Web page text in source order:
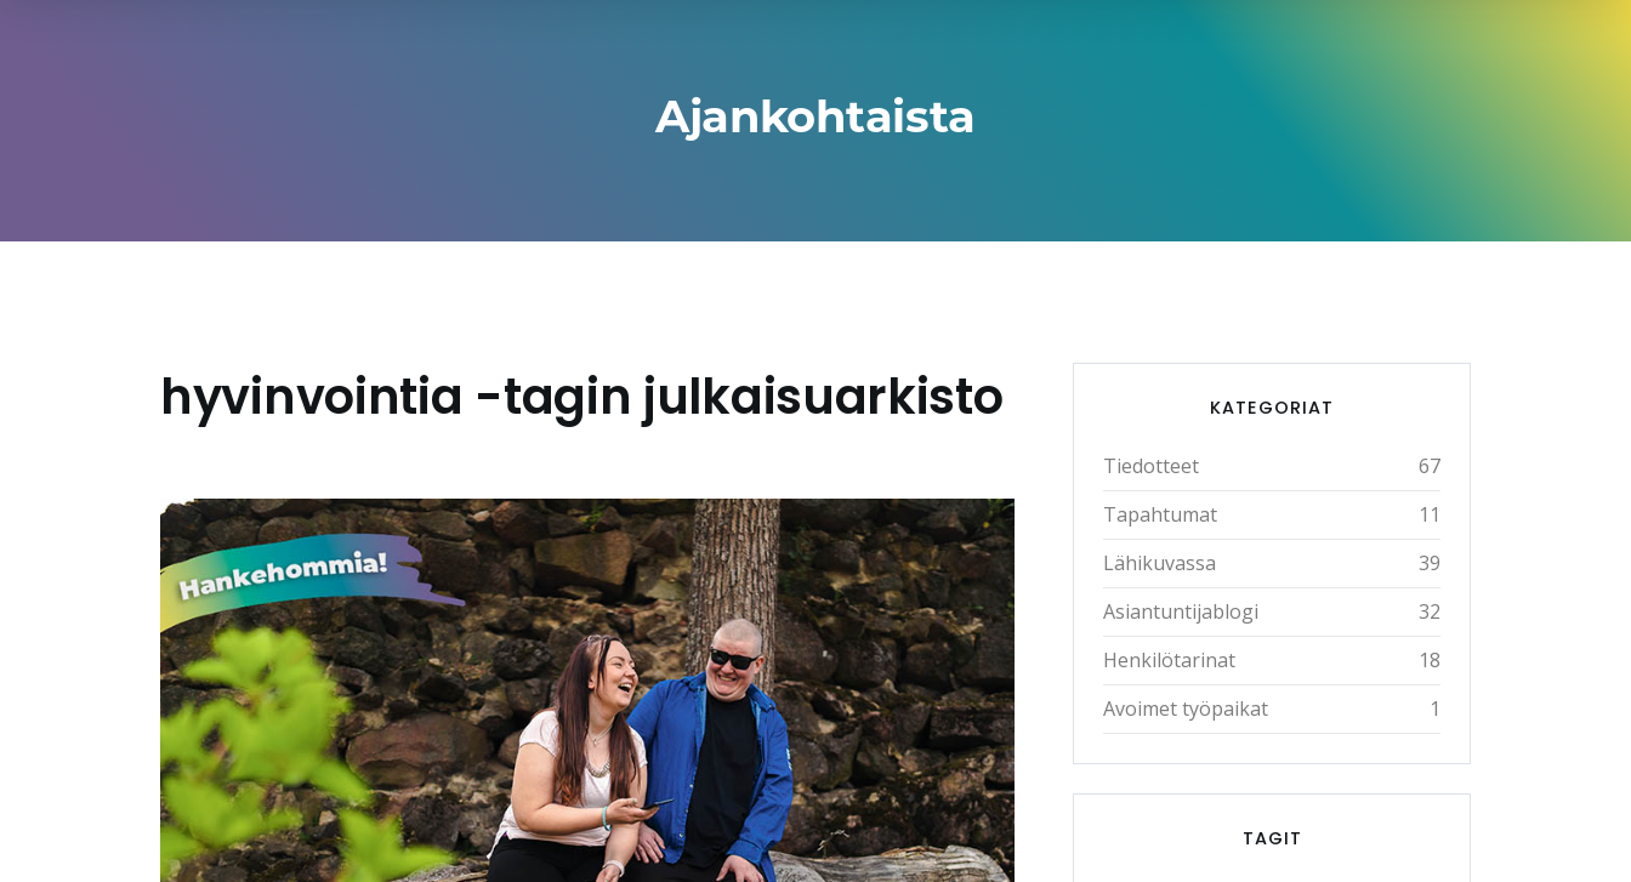
Ajankohtaista
hyvinvointia -tagin julkaisuarkisto KATEGORIAT
Tiedotteet
67
Tapahtumat
11
Lähikuvassa
39
Asiantuntijablogi
32
Henkilötarinat
18
Avoimet työpaikat
1
TAGIT